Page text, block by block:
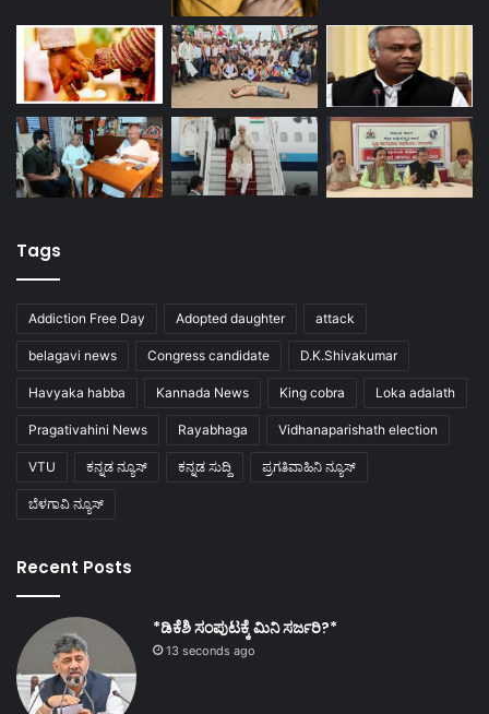
Tags
Addiction Free Day Adopted daughter attack
belagavi news Congress candidate D.K.Shivakumar
Havyaka habba Kannada News King cobra Loka adalath
Pragativahini News Rayabhaga Vidhanaparishath election
VTU ಕನ್ನಡ ನ್ಯೂಸ್ ಕನ್ನಡ ಸುದ್ದಿ ಪ್ರಗತಿವಾಹಿನಿ ನ್ಯೂಸ್
ಬೆಳಗಾವಿ ನ್ಯೂಸ್
Recent Posts
*ಡಿಕೆಶಿ ಸಂಪುಟಕ್ಕೆ ಮಿನಿ ಸರ್ಜರಿ?*
13 seconds ago